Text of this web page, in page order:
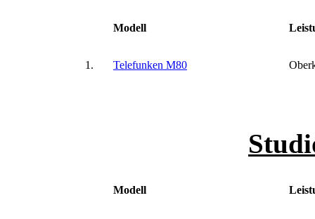
Modell
1. Telefunken M80
Modell